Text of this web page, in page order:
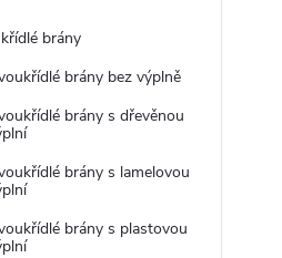
brány
brány bez výplně
brány s dřevěnou
brány s lamelovou
brány s plastovou